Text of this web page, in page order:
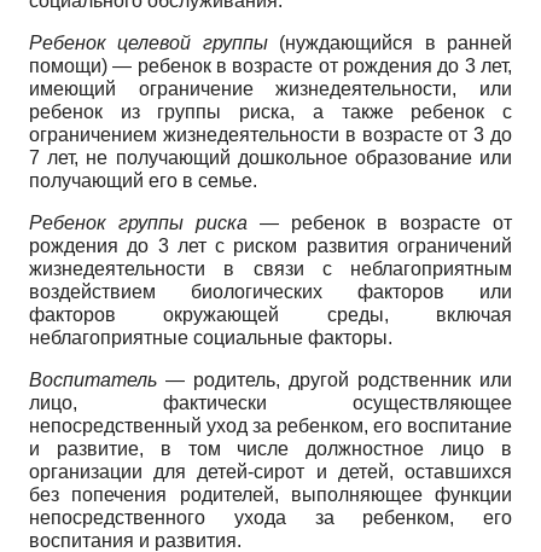
Ребенок целевой группы(нуждающийся в ранней
помощи) — ребенок в возрасте от рождения до 3 лет,
имеющий ограничение жизнедеятельности, или
ребенок из группы риска, а также ребенок с
ограничением жизнедеятельности в возрасте от 3 до
7 лет, не получающий дошкольное образование или
получающий его в семье.
Ребенок группы риска — ребенок в возрасте от
рождения до 3 лет с риском развития ограничений
жизнедеятельности в связи с неблагоприятным
воздействием биологических факторов или
факторов окружающей среды, включая
неблагоприятные социальные факторы.
Воспитатель — родитель, другой родственник или
лицо, фактически осуществляющее
непосредственный уход за ребенком, его воспитание
и развитие, в том числе должностное лицо в
организации для детей-сирот и детей, оставшихся
без попечения родителей, выполняющее функции
непосредственного ухода за ребенком, его
воспитания и развития.